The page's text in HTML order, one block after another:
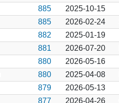
885 2025-10-15
885 2026-02-24
882 2025-01-19
881 2026-07-20
880 2026-05-16
880 2025-04-08
879 2026-05-13
877 2026-04-26